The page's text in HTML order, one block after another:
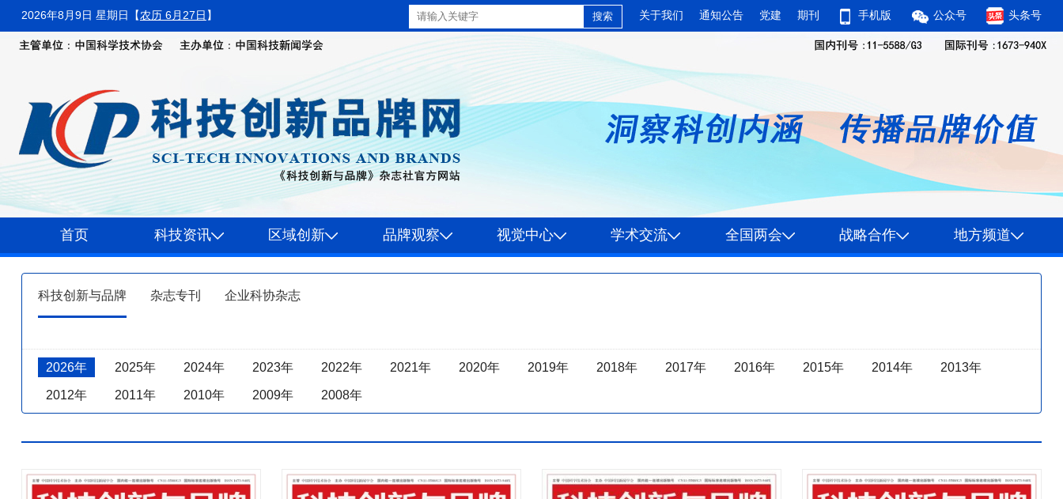
2026年8月9日 星期日 【农历 6月27日 】 关于我们 通知公告 党建 期刊 手机版 公众号 头条号
首页 科技资讯 区域创新 品牌观察 视觉中心 学术交流 全国两会 战略合作 地方频道
科技创新与品牌 杂志专刊 企业科协杂志
2026年 2025年 2024年 2023年 2022年 2021年 2020年 2019年 2018年 2017年 2016年 2015年 2014年 2013年
2012年 2011年 2010年 2009年 2008年